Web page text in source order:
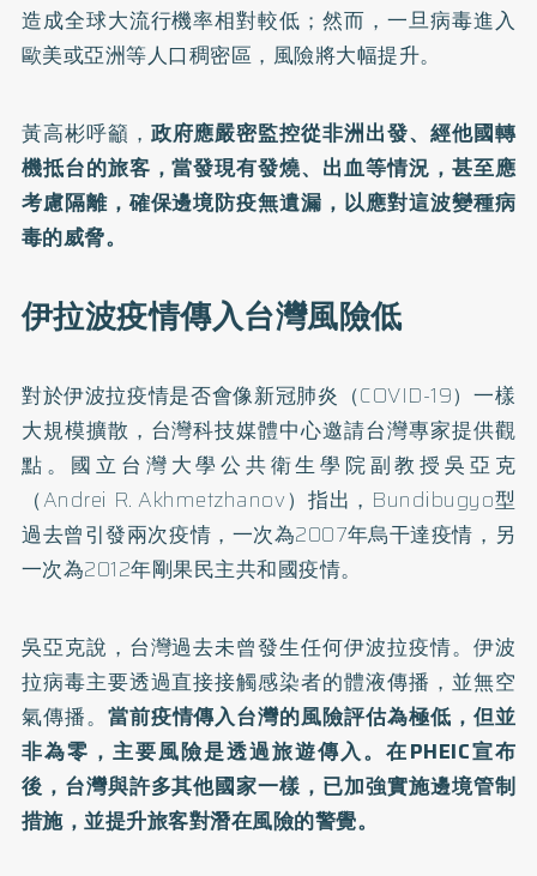
造成全球大流行機率相對較低；然而，一旦病毒進入
歐美或亞洲等人口稠密區，風險將大幅提升。
黃高彬呼籲， 政府應嚴密監控從非洲出發、經他國轉
機抵台的旅客，當發現有發燒、出血等情況，甚至應
考慮隔離，確保邊境防疫無遺漏，以應對這波變種病
毒的威脅。
伊拉波疫情傳入台灣風險低
對於伊波拉疫情是否會像新冠肺炎（COVID-19）一樣
大規模擴散，台灣科技媒體中心邀請台灣專家提供觀
點。國立台灣大學公共衛生學院副教授吳亞克
（Andrei R. Akhmetzhanov）指出，Bundibugyo型
過去曾引發兩次疫情，一次為2007年烏干達疫情，另
一次為2012年剛果民主共和國疫情。
吳亞克說，台灣過去未曾發生任何伊波拉疫情。伊波
拉病毒主要透過直接接觸感染者的體液傳播，並無空
氣傳播。 當前疫情傳入台灣的風險評估為極低，但並
非為零，主要風險是透過旅遊傳入。在PHEIC宣布
後，台灣與許多其他國家一樣，已加強實施邊境管制
措施，並提升旅客對潛在風險的警覺。